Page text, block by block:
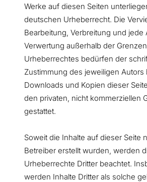
Werke auf diesen Seiten
deutschen Urheberrecht. Die
Bearbeitung, Verbreitung und jede
Verwertung außerhalb der
Urheberrechtes bedürfen der
Zustimmung des jeweiligen Autors
Downloads und Kopien dieser
den privaten, nicht kommerziellen
gestattet.
Soweit die Inhalte auf dieser Seite
Betreiber erstellt wurden, werden
Urheberrechte Dritter beachtet.
werden Inhalte Dritter als solche